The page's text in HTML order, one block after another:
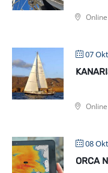
Online
07
Online
08
ORCA